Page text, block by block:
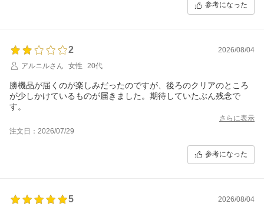
参考になった
2
2026/08/04
アルニルさん
女性 20代
勝機品が届くのが楽しみだったのですが、後ろのクリアのところ
が少しかけているものが届きました。期待していたぶん残念で
す。
さらに表示
注文日：2026/07/29
参考になった
5
2026/08/04